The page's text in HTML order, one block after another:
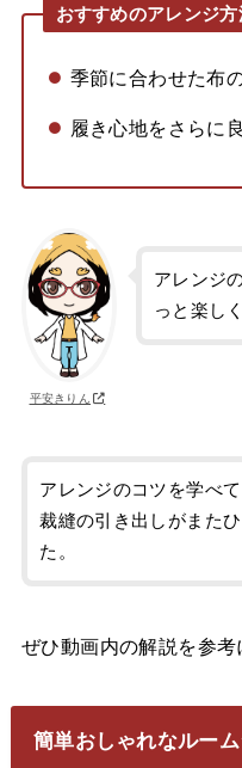
おすすめのアレンジ
季節に合わせた布
履き心地をさらに
平安きりん
アレンジ
っと楽し
アレンジのコツを学べて
裁縫の引き出しがまた
た。
ぜひ動画内の解説を参考
簡単おしゃれなルー